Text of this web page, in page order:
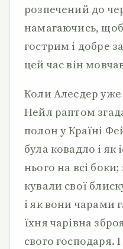
розпечений до
намагаючись,
гострим і добре
цей час він
Коли Алесдер уже
Нейл раптом
полон у Країні
була ковадло і як
нього на всі
кували свої
і як вони чарами
їхня чарівна
свого господаря.